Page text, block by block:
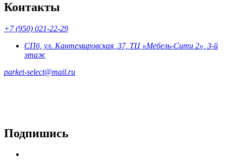
Контакты
+7 (950) 021-22-29
СПб, ул. Кантемировская, 37, ТЦ «Мебель-Сити 2», 3-й
этаж
parket-select@mail.ru
Подпишись